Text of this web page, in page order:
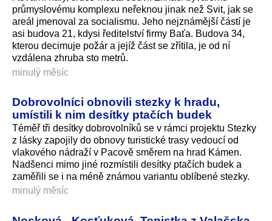
průmyslovému komplexu neřeknou jinak než Svit, jak se
areál jmenoval za socialismu. Jeho nejznámější částí je
asi budova 21, kdysi ředitelství firmy Baťa. Budova 34,
kterou decimuje požár a jejíž část se zřítila, je od ní
vzdálena zhruba sto metrů.
minulý měsíc
Dobrovolníci obnovili stezky k hradu,
umístili k nim desítky ptačích budek
Téměř tři desítky dobrovolníků se v rámci projektu Stezky
z lásky zapojily do obnovy turistické trasy vedoucí od
vlakového nádraží v Pacově směrem na hrad Kámen.
Nadšenci mimo jiné rozmístili desítky ptačích budek a
zaměřili se i na méně známou variantu oblíbené stezky.
minulý měsíc